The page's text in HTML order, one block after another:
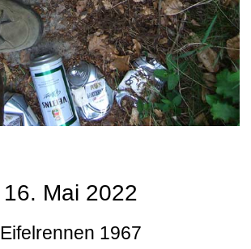
16. Mai 2022
Eifelrennen 1967